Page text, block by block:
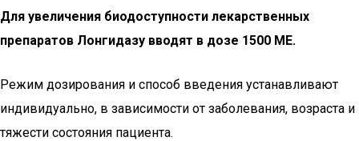
Для увеличения биодоступности лекарственных
препаратов Лонгидазу вводят в дозе 1500 МЕ.
Режим дозирования и способ введения устанавливают
индивидуально, в зависимости от заболевания, возраста и
тяжести состояния пациента.